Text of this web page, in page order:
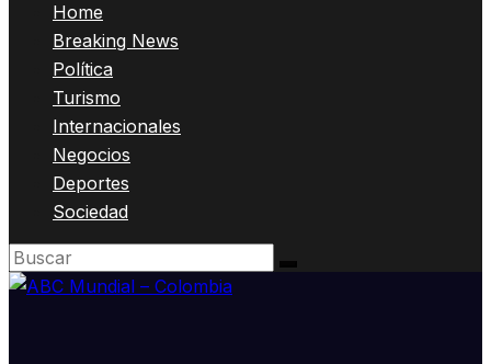
Home
Breaking News
Política
Turismo
Internacionales
Negocios
Deportes
Sociedad